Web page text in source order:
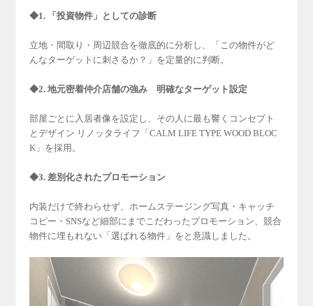
◆1. 「投資物件」としての診断
立地・間取り・周辺競合を徹底的に分析し、「この物件がど
んなターゲットに刺さるか？」を定量的に判断。
◆2. 地元密着仲介店舗の強み 明確なターゲット設定
部屋ごとに入居者像を設定し、その人に最も響くコンセプト
とデザイン リノッタライフ「CALM LIFE TYPE WOOD BLOC
K」を採用。
◆3. 差別化されたプロモーション
内装だけで終わらせず、ホームステージング写真・キャッチ
コピー・SNSなど細部にまでこだわったプロモーション、競合
物件に埋もれない「選ばれる物件」をと意識しました。